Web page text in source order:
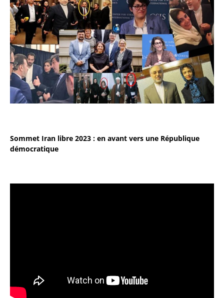
Sommet Iran libre 2023 : en avant vers une République
démocratique